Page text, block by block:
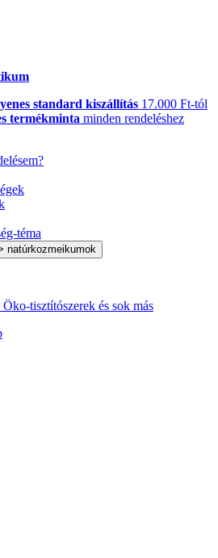
standard kiszállítás 17.000 Ft-tól
termékminta minden rendeléshez
téma
Öko-tisztítószerek és sok más